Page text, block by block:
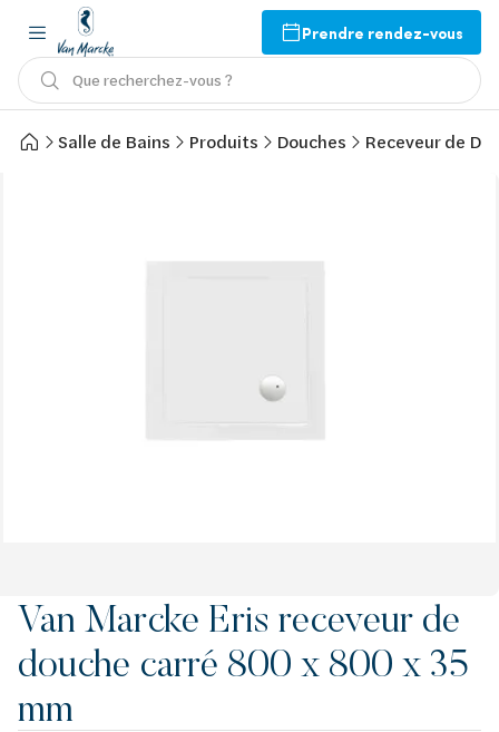
Prendre rendez-vous
Que recherchez-vous ?
Salle de Bains Produits Douches Receveur de
Van Marcke Eris receveur de
douche carré 800 x 800 x 35
mm